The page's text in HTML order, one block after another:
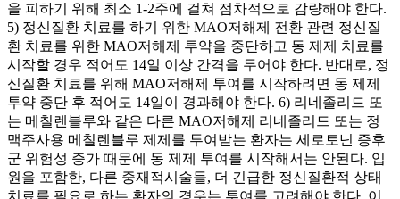
을 피하기 위해 최소 1-2주에 걸쳐 점차적으로 감량해야 한다.
5) 정신질환 치료를 하기 위한 MAO저해제 전환 관련 정신질
환 치료를 위한 MAO저해제 투약을 중단하고 동 제제 치료를
시작할 경우 적어도 14일 이상 간격을 두어야 한다. 반대로, 정
신질환 치료를 위해 MAO저해제 투여를 시작하려면 동 제제
투약 중단 후 적어도 14일이 경과해야 한다. 6) 리네졸리드 또
는 메칠렌블루와 같은 다른 MAO저해제 리네졸리드 또는 정
맥주사용 메칠렌블루 제제를 투여받는 환자는 세로토닌 증후
군 위험성 증가 때문에 동 제제 투여를 시작해서는 안된다. 입
원을 포함한, 다른 중재적시술들, 더 긴급한 정신질환적 상태